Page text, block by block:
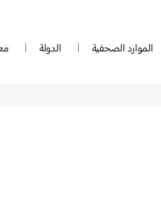
الموارد الصحفية الدولة